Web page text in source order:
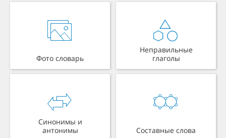
Фото словарь
Неправильные
глаголы
Синонимы и
антонимы
Составные слова